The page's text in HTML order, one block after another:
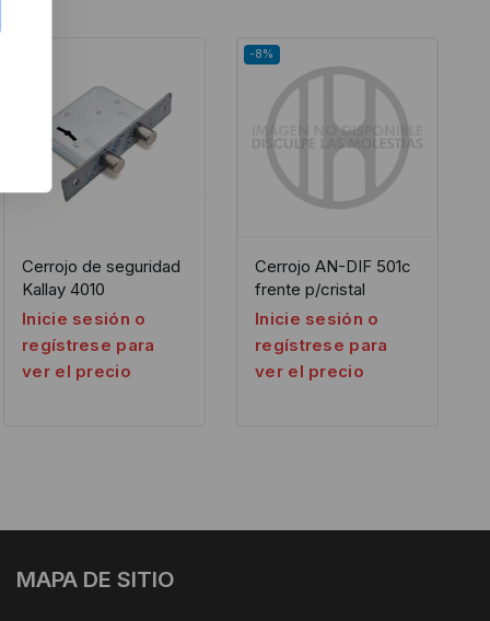
Cerrojo de seguridad
Kallay 4010
Inicie sesión o
regístrese para
ver el precio
-8%
Cerrojo AN-DIF 501c
frente p/cristal
Inicie sesión o
regístrese para
ver el precio
MAPA DE SITIO